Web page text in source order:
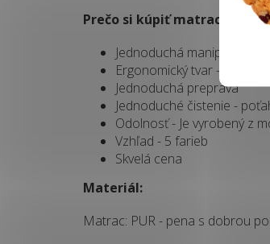
Prečo si kúpiť matrac pre
Jednoduchá manipulácia
Ergonomický tvar -
Jednoduchá preprava
Jednoduché čistenie -
Odolnosť - Je vyrobený z
Vzhľad - 5 farieb
Skvelá cena
Materiál:
Matrac: PUR - pena s dobrou